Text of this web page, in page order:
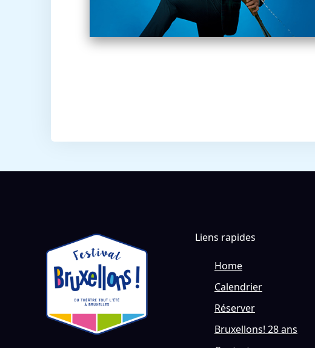
Liens rapides
Home
Calendrier
Réserver
Bruxellons! 28 ans